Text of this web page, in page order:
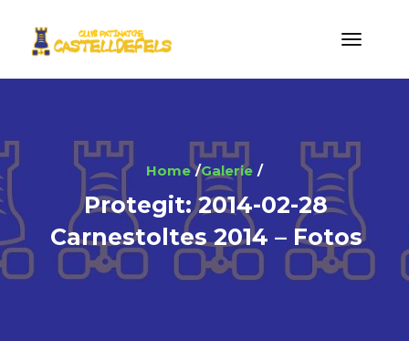
Home Galerie
Protegit: 2014-02-28
Carnestoltes 2014 – Fotos